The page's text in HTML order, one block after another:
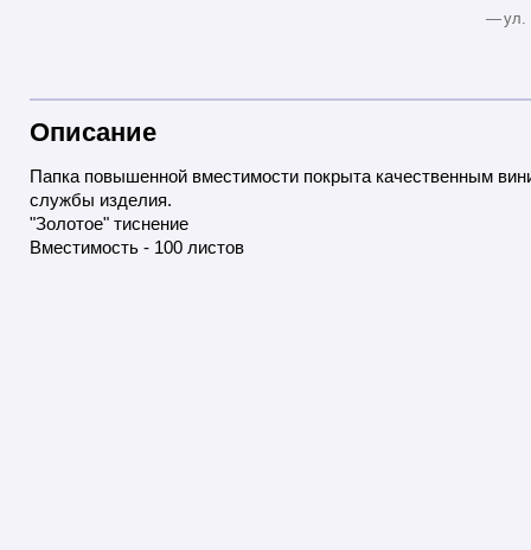
—ул.
Описание
Папка повышенной вместимости покрыта качественным
службы изделия.
"Золотое" тиснение
Вместимость - 100 листов